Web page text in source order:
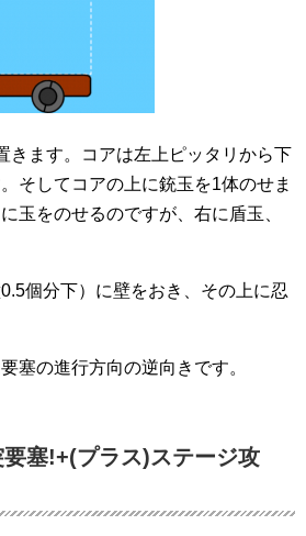
きます。コアは左上ピッタリから下
そしてコアの上に銃玉を1体のせま
玉をのせるのですが、右に盾玉、
個分下）に壁をおき、その上に忍
塞の進行方向の逆向きです。
塞!+(プラス)ステージ攻